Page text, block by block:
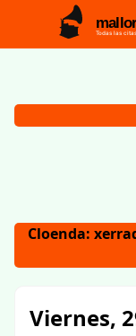
Todas las
Cloenda:
Viernes,